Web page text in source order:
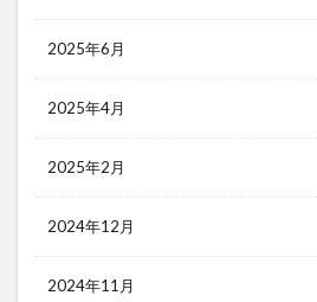
2025年6月
2025年4月
2025年2月
2024年12月
2024年11月